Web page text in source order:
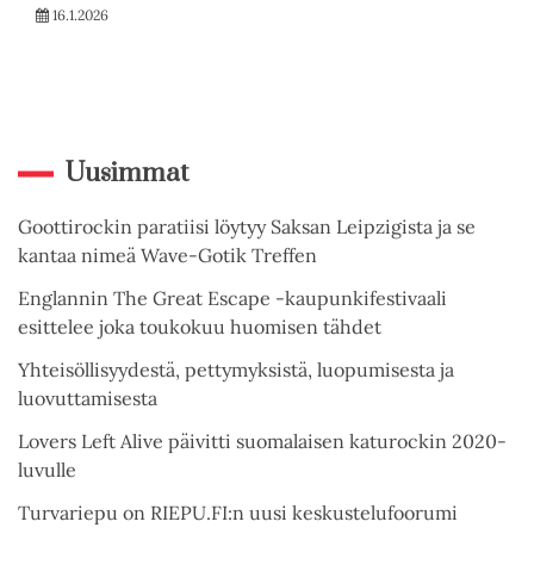
16.1.2026
Uusimmat
Goottirockin paratiisi löytyy Saksan Leipzigista ja se
kantaa nimeä Wave-Gotik Treffen
Englannin The Great Escape -kaupunkifestivaali
esittelee joka toukokuu huomisen tähdet
Yhteisöllisyydestä, pettymyksistä, luopumisesta ja
luovuttamisesta
Lovers Left Alive päivitti suomalaisen katurockin 2020-
luvulle
Turvariepu on RIEPU.FI:n uusi keskustelufoorumi